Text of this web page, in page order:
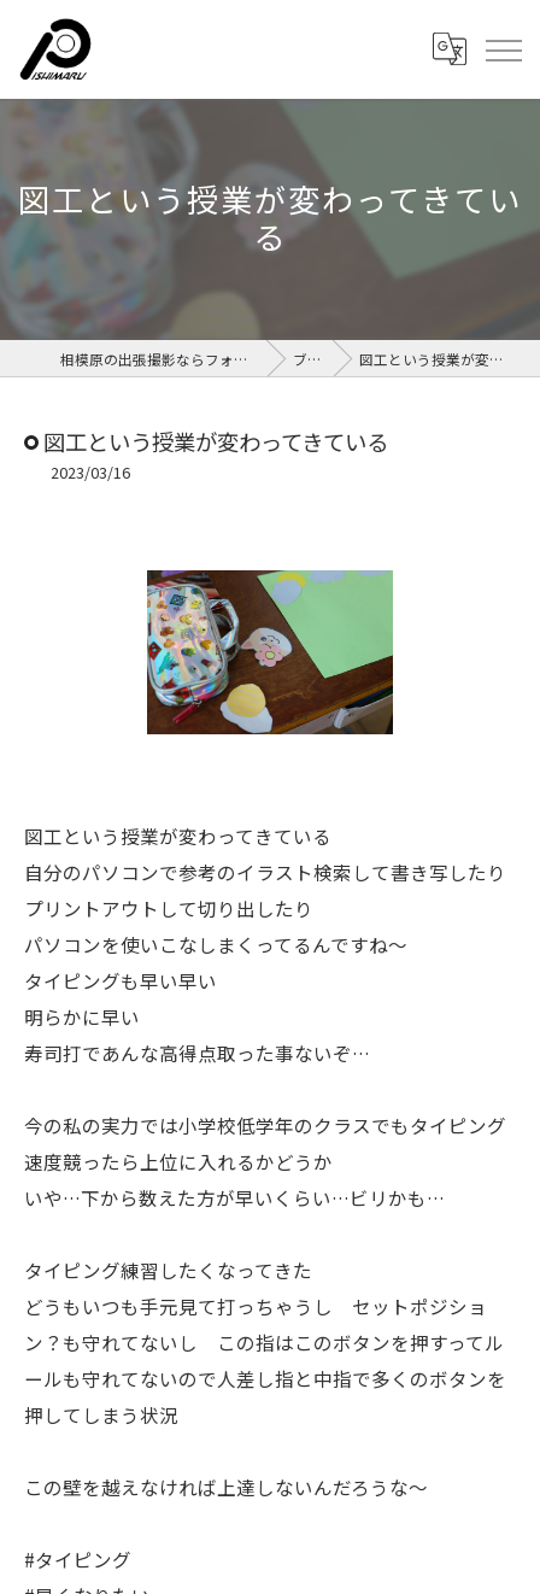
図工という授業が変わってきてい
る
相模原の出張撮影ならフォトルームイシマル ブログ 図工という授業が変わってきている
図工という授業が変わってきている
2023/03/16
図工という授業が変わってきている
自分のパソコンで参考のイラスト検索して書き写したり
プリントアウトして切り出したり
パソコンを使いこなしまくってるんですね〜
タイピングも早い早い
明らかに早い
寿司打であんな高得点取った事ないぞ…
今の私の実力では小学校低学年のクラスでもタイピング
速度競ったら上位に入れるかどうか
いや…下から数えた方が早いくらい…ビリかも…
タイピング練習したくなってきた
どうもいつも手元見て打っちゃうし セットポジショ
ン？も守れてないし この指はこのボタンを押すってル
ールも守れてないので人差し指と中指で多くのボタンを
押してしまう状況
この壁を越えなければ上達しないんだろうな〜
#タイピング